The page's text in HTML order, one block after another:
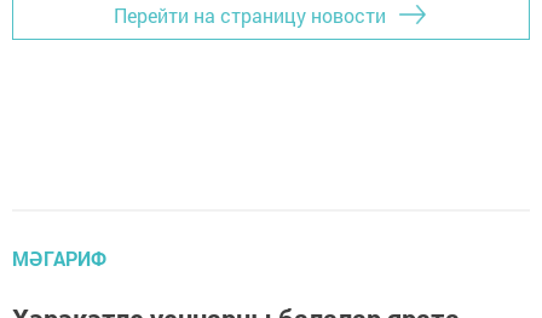
Перейти на страницу новости
МӘГАРИФ